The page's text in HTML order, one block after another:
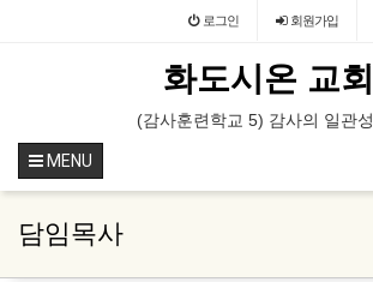
로그인 회원가입
화도시온 교회
(감사훈련학교 5) 감사의 일관성을 유지하는 훈련 (영상)
MENU
담임목사